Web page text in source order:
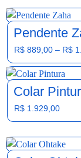
Pendente
R$ 889,00 – R$
Colar
R$ 1.929,00